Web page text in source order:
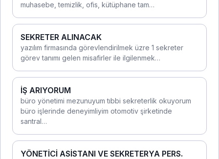
muhasebe, temizlik, ofis, kütüphane tam…
SEKRETER ALINACAK
yazılım firmasında görevlendirilmek üzre 1 sekreter
görev tanımı gelen misafirler ile ilgilenmek…
İŞ ARIYORUM
büro yönetimi mezunuyum tıbbi sekreterlik okuyorum
büro işlerinde deneyimliyim otomotiv şirketinde
santral…
YÖNETİCİ ASİSTANI VE SEKRETERYA PERS.